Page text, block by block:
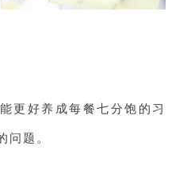
更好养成每餐七分饱的习
问题。